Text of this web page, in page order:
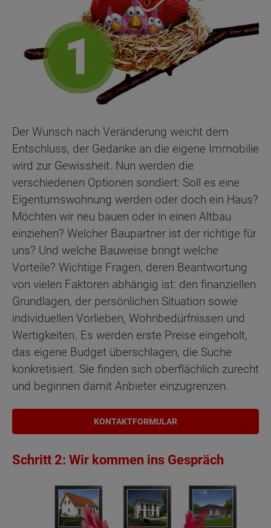
Der Wunsch nach Veränderung weicht dem
Entschluss, der Gedanke an die eigene Immobilie
wird zur Gewissheit. Nun werden die
verschiedenen Optionen sondiert: Soll es eine
Eigentumswohnung werden oder doch ein Haus?
Möchten wir neu bauen oder in einen Altbau
einziehen? Welcher Baupartner ist der richtige für
uns? Und welche Bauweise bringt welche
Vorteile? Wichtige Fragen, deren Beantwortung
von vielen Faktoren abhängig ist: den finanziellen
Grundlagen, der persönlichen Situation sowie
individuellen Vorlieben, Wohnbedürfnissen und
Wertigkeiten. Es werden erste Preise eingeholt,
das eigene Budget überschlagen, die Suche
konkretisiert. Sie finden sich oberflächlich zurecht
und beginnen damit Anbieter einzugrenzen.
KONTAKTFORMULAR
Schritt 2: Wir kommen ins Gespräch